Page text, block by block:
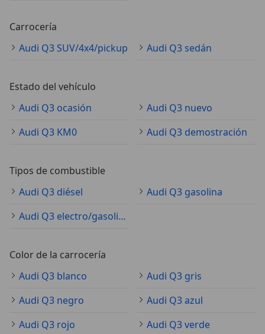
Carrocería
Audi Q3 SUV/4x4/pickup
Audi Q3 sedán
Estado del vehículo
Audi Q3 ocasión
Audi Q3 nuevo
Audi Q3 KM0
Audi Q3 demostración
Tipos de combustible
Audi Q3 diésel
Audi Q3 gasolina
Audi Q3 electro/gasolina
Color de la carrocería
Audi Q3 blanco
Audi Q3 gris
Audi Q3 negro
Audi Q3 azul
Audi Q3 rojo
Audi Q3 verde